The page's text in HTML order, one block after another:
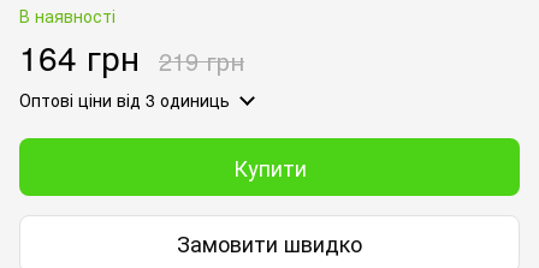
В наявності
164 грн 219 грн
Оптові ціни від 3 одиниць
Купити
Замовити швидко